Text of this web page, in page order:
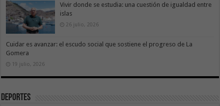
Vivir donde se estudia: una cuestión de igualdad entre
islas
26 julio, 2026
Cuidar es avanzar: el escudo social que sostiene el progreso de La
Gomera
19 julio, 2026
Deportes